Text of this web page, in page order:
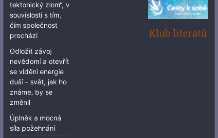
tektonický zlom“, v
souvislosti s tím,
čím společnost
prochází
Odložit závoj
nevědomí a otevřít
se vidění energie
duší – svět, jak ho
známe, by se
změnil
Úplněk a mocná
síla požehnání